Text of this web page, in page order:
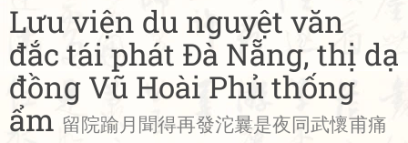
Lưu viện du nguyệt văn
đắc tái phát Đà Nẵng, thị dạ
đồng Vũ Hoài Phủ thống
ẩm 留院踰月聞得再發沱曩是夜同武懷甫痛